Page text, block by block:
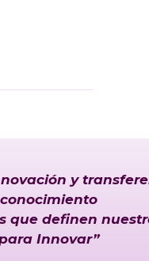
y
conocimiento
que definen
Innovar”